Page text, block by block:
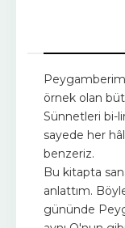
örnek olan
Sünnetleri bi-
sayede her
benzeriz.
Bu kitapta
anlattım.
gününde